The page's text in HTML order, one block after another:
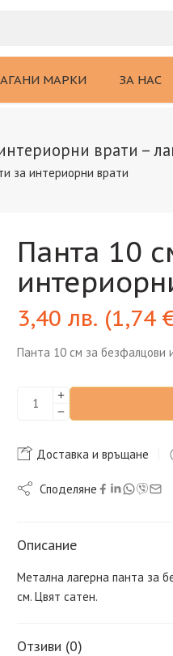
МАРКИ ЗА НАС
врати –
за интериорни врати
Панта 10
3,40 лв. (1,74
Панта 10 см за безфалцови
Доставка и връщане
Споделяне
Описание
Метална лагерна панта за
см. Цвят сатен.
Отзиви (0)